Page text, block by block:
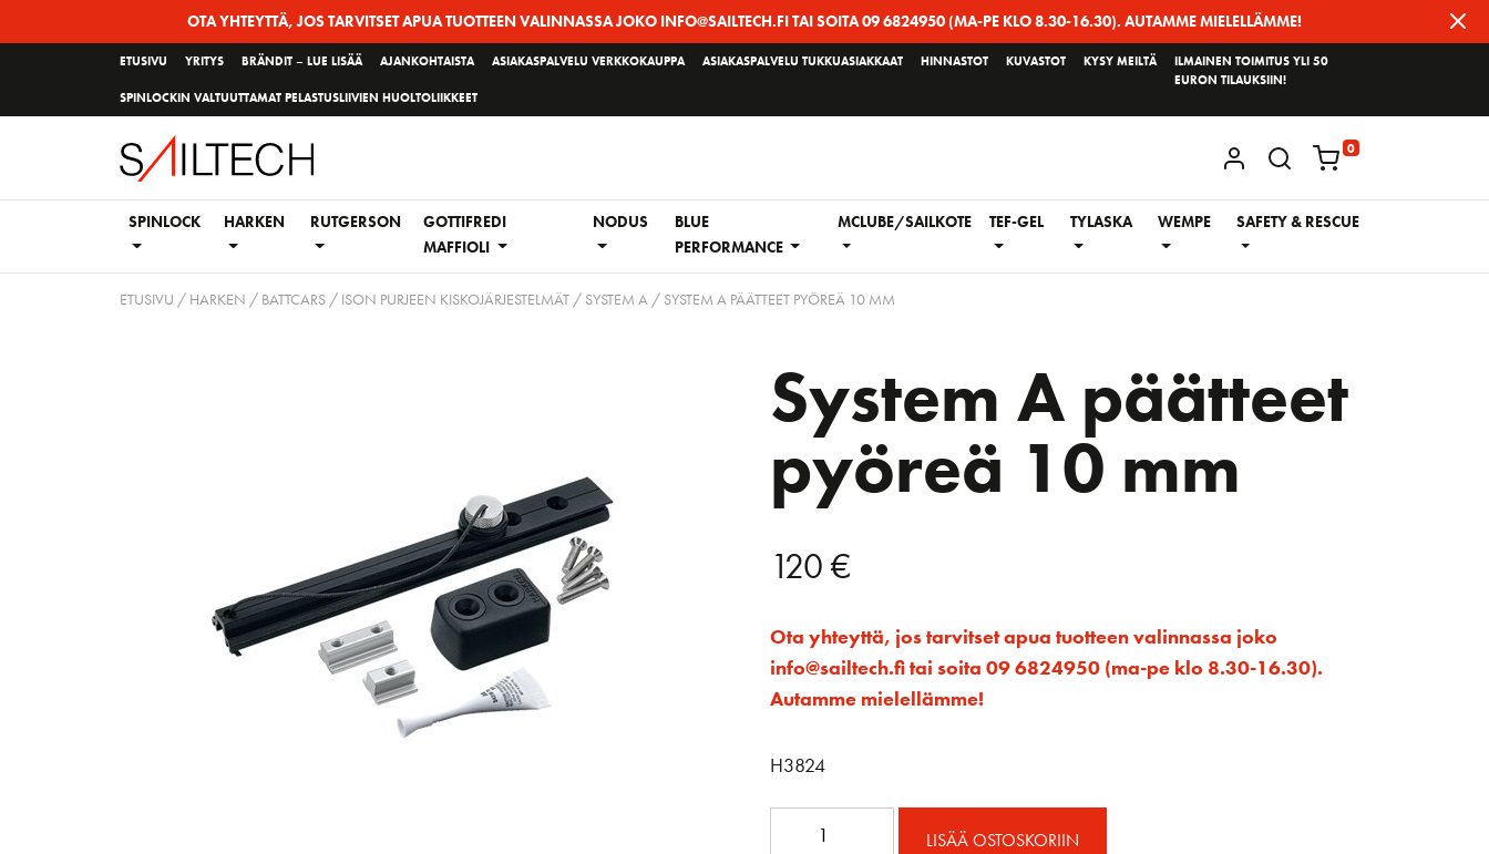
OTA YHTEYTTÄ, JOS TARVITSET APUA TUOTTEEN VALINNASSA JOKO INFO@SAILTECH.FI TAI SOITA 09 6824950 (MA-PE KLO 8.30-16.30). AUTAMME MIELELLÄMME!
ETUSIVU YRITYS BRÄNDIT – LUE LISÄÄ AJANKOHTAISTA ASIAKASPALVELU VERKKOKAUPPA ASIAKASPALVELU TUKKUASIAKKAAT HINNASTOT KUVASTOT KYSY MEILTÄ
SPINLOCKIN VALTUUTTAMAT PELASTUSLIIVIEN HUOLTOLIIKKEET
ILMAINEN TOIMITUS YLI 50
EURON TILAUKSIIN!
KIRJAUDU / REKISTERÖIDY
0
SPINLOCK HARKEN RUTGERSON
GOTTIFREDI
MAFFIOLI
NODUS
BLUE
PERFORMANCE
MCLUBE/SAILKOTE TEF-GEL TYLASKA WEMPE SAFETY & RESCUE
ETUSIVU / HARKEN / BATTCARS / ISON PURJEEN KISKOJÄRJESTELMÄT/ SYSTEM A/ SYSTEM A PÄÄTTEET PYÖREÄ 10 MM
System A päätteet
pyöreä 10 mm
120€
Ota yhteyttä, jos tarvitset apua tuotteen valinnassa joko
info@sailtech.fi tai soita 09 6824950 (ma-pe klo 8.30-16.30).
Autamme mielellämme!
H3824
LISÄÄ OSTOSKORIIN